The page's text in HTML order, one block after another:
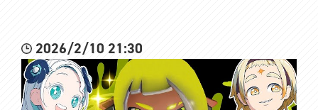
･･･････････････････････････････
Twitch✿https://www.twitch.tv/miuneru
Twitter✿https://twitter.com/Miuneru_
2026/2/10 21:30